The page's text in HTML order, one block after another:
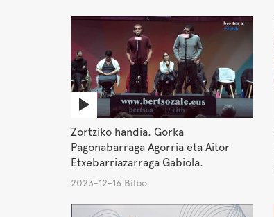
Zortziko handia. Gorka
Pagonabarraga Agorria eta Aitor
Etxebarriazarraga Gabiola.
2023-12-16 Bilbo